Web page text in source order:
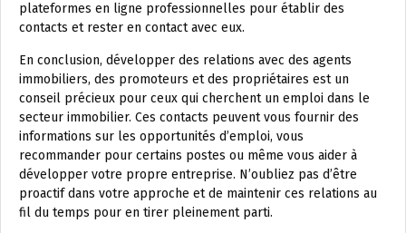
plateformes en ligne professionnelles pour établir des
contacts et rester en contact avec eux.
En conclusion, développer des relations avec des agents
immobiliers, des promoteurs et des propriétaires est un
conseil précieux pour ceux qui cherchent un emploi dans le
secteur immobilier. Ces contacts peuvent vous fournir des
informations sur les opportunités d’emploi, vous
recommander pour certains postes ou même vous aider à
développer votre propre entreprise. N’oubliez pas d’être
proactif dans votre approche et de maintenir ces relations au
fil du temps pour en tirer pleinement parti.